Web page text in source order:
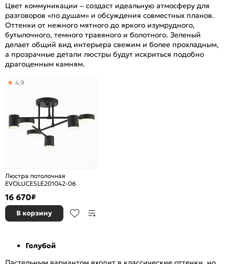
Цвет коммуникации – создаст идеальную атмосферу для
разговоров «по душам» и обсуждения совместных планов.
Оттенки от нежного мятного до яркого изумрудного,
бутылочного, темного травяного и болотного. Зеленый
делает общий вид интерьера свежим и более прохладным,
а прозрачные детали люстры будут искриться подобно
драгоценным камням.
Люстра потолочная
EVOLUCESLE201042-06
4,9
16 670₽
В корзину
Голубой